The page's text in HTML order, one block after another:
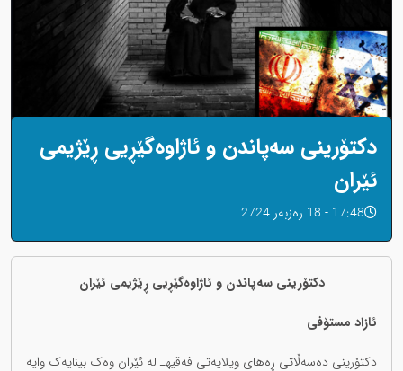
دکتۆرینی سەپاندن و ئاژاوەگێڕیی ڕێژیمی
ئێران
17:48 - 18 رەزبەر 2724
دکتۆرینی سەپاندن و ئاژاوەگێڕیی ڕێژیمی ئێران
ئازاد مستۆفی
دکتۆرینی دەسەڵاتی ڕەهای ویلایەتی فەقیهـ لە ئێران وەک بینایەک وایە